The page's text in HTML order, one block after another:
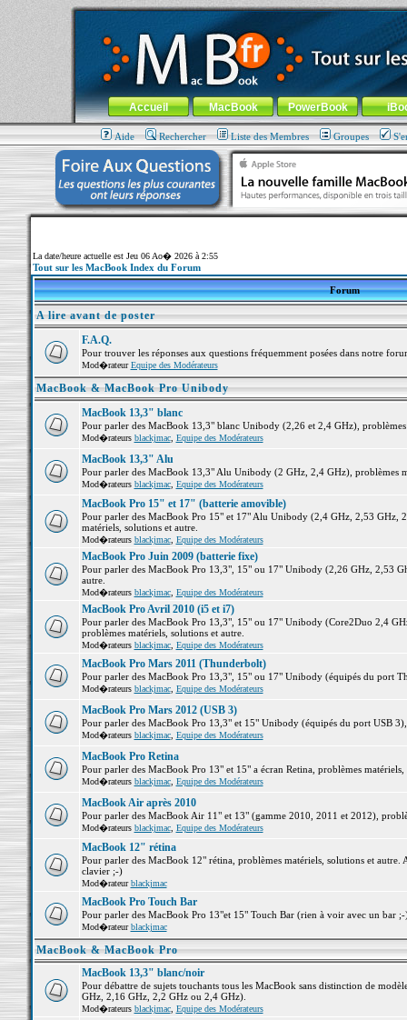
MacBook-fr.com : 100% Apple... 100% nomade !
Aller au contenu-Aller au menu général-Aller au menu de
Menu général
Accueil MacBook PowerBook
Aide Rechercher Liste des Membres Groupes
La date/heure actuelle est Jeu 06 Ao� 2026 à 2:55
Tout sur les MacBook Index du Forum
Forum
A lire avant de poster
F.A.Q.
Pour trouver les réponses aux questions fréquemment posées dans notre
Mod�rateurEquipe des Modérateurs
MacBook & MacBook Pro Unibody
MacBook 13,3" blanc
Pour parler des MacBook 13,3" blanc Unibody (2,26 et 2,4 GHz),
Mod�rateurs blackjmac, Equipe des Modérateurs
MacBook 13,3" Alu
Pour parler des MacBook 13,3" Alu Unibody (2 GHz, 2,4 GHz), problèmes
Mod�rateurs blackjmac, Equipe des Modérateurs
MacBook Pro 15" et 17" (batterie amovible)
Pour parler des MacBook Pro 15" et 17" Alu Unibody (2,4 GHz, 2,53 GHz,
matériels, solutions et autre.
Mod�rateurs blackjmac, Equipe des Modérateurs
MacBook Pro Juin 2009 (batterie fixe)
Pour parler des MacBook Pro 13,3", 15" ou 17" Unibody (2,26 GHz, 2,53
autre.
Mod�rateurs blackjmac, Equipe des Modérateurs
MacBook Pro Avril 2010 (i5 et i7)
Pour parler des MacBook Pro 13,3", 15" ou 17" Unibody (Core2Duo 2,4
problèmes matériels, solutions et autre.
Mod�rateurs blackjmac, Equipe des Modérateurs
MacBook Pro Mars 2011 (Thunderbolt)
Pour parler des MacBook Pro 13,3", 15" ou 17" Unibody (équipés du port
Mod�rateurs blackjmac, Equipe des Modérateurs
MacBook Pro Mars 2012 (USB 3)
Pour parler des MacBook Pro 13,3" et 15" Unibody (équipés du port USB
Mod�rateurs blackjmac, Equipe des Modérateurs
MacBook Pro Retina
Pour parler des MacBook Pro 13" et 15" a écran Retina, problèmes matériels,
Mod�rateurs blackjmac, Equipe des Modérateurs
MacBook Air après 2010
Pour parler des MacBook Air 11" et 13" (gamme 2010, 2011 et 2012),
Mod�rateurs blackjmac, Equipe des Modérateurs
MacBook 12" rétina
Pour parler des MacBook 12" rétina, problèmes matériels, solutions et
clavier ;-)
Mod�rateurblackjmac
MacBook Pro Touch Bar
Pour parler des MacBook Pro 13"et 15" Touch Bar (rien à voir avec un bar
Mod�rateurblackjmac
MacBook & MacBook Pro
MacBook 13,3" blanc/noir
Pour débattre de sujets touchants tous les MacBook sans distinction de
GHz, 2,16 GHz, 2,2 GHz ou 2,4 GHz).
Mod�rateurs blackjmac, Equipe des Modérateurs